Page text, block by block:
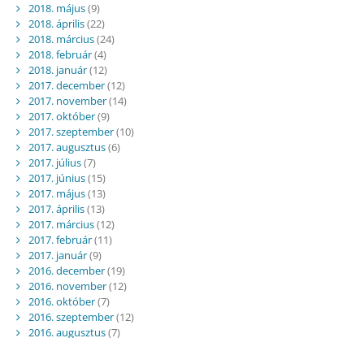
2018. május(9)
2018. április(22)
2018. március(24)
2018. február(4)
2018. január(12)
2017. december(12)
2017. november(14)
2017. október(9)
2017. szeptember(10)
2017. augusztus(6)
2017. július(7)
2017. június(15)
2017. május(13)
2017. április(13)
2017. március(12)
2017. február(11)
2017. január(9)
2016. december(19)
2016. november(12)
2016. október(7)
2016. szeptember(12)
2016. augusztus(7)